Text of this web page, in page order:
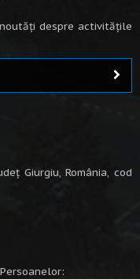
despre activitățile
Giurgiu, România, cod